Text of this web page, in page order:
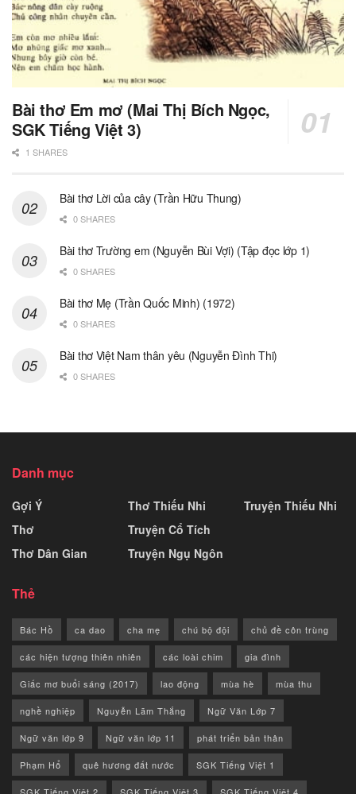
Bài thơ Em mơ (Mai Thị Bích Ngọc,
SGK Tiếng Việt 3)
1 SHARES
Bài thơ Lời của cây (Trần Hữu Thung)
0 SHARES
Bài thơ Trường em (Nguyễn Bùi Vợi) (Tập đọc lớp 1)
0 SHARES
Bài thơ Mẹ (Trần Quốc Minh) (1972)
0 SHARES
Bài thơ Việt Nam thân yêu (Nguyễn Đình Thi)
0 SHARES
Danh mục
Gợi Ý
Thơ
Thơ Dân Gian
Thơ Thiếu Nhi
Truyện Cổ Tích
Truyện Ngụ Ngôn
Truyện Thiếu Nhi
Thẻ
Bác Hồ ca dao cha mẹ chú bộ đội chủ đề côn trùng
các hiện tượng thiên nhiên các loài chim gia đình
Giấc mơ buổi sáng (2017) lao động mùa hè mùa thu
nghề nghiệp Nguyễn Lãm Thắng Ngữ Văn Lớp 7
Ngữ văn lớp 9 Ngữ văn lớp 11 phát triển bản thân
Phạm Hổ quê hương đất nước SGK Tiếng Việt 1